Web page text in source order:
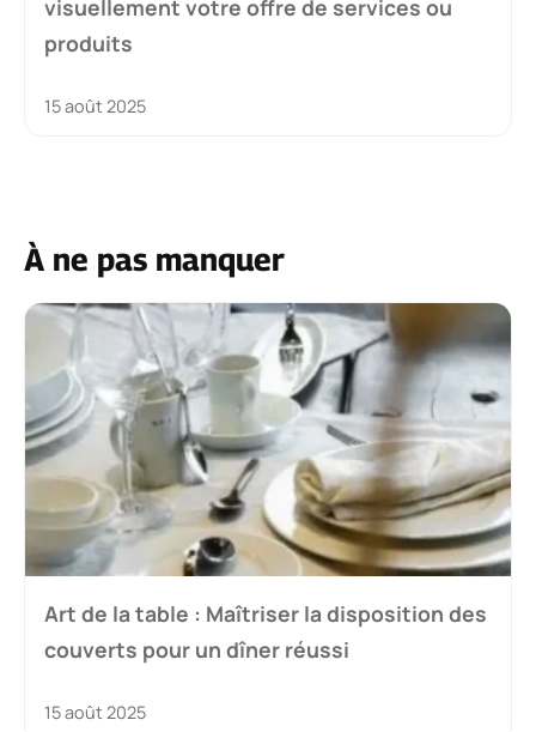
visuellement votre offre de services ou
produits
15 août 2025
À ne pas manquer
Art de la table : Maîtriser la disposition des
couverts pour un dîner réussi
15 août 2025